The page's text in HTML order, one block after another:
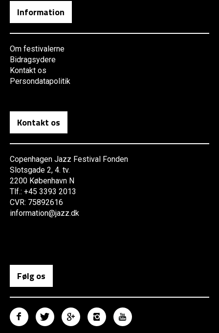
Information
Om festivalerne
Bidragsydere
Kontakt os
Persondatapolitik
Kontakt os
Copenhagen Jazz Festival Fonden
Slotsgade 2, 4. tv.
2200 København N
Tlf.: +45 3393 2013
CVR: 75892616
information@jazz.dk
Følg os